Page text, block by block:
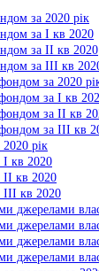
за 2020 рік
за І кв 2020
за ІІ кв 2020
за ІІІ кв
за 2020
за І кв
за ІІ кв
за ІІІ кв
рік
І кв 2020
кв 2020
кв 2020
джерелами
джерелами
джерелами
джерелами